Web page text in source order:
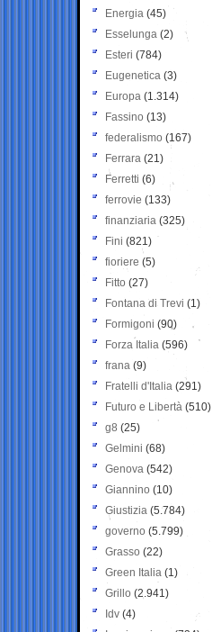
Energia (45)
Esselunga (2)
Esteri (784)
Eugenetica (3)
Europa (1.314)
Fassino (13)
federalismo (167)
Ferrara (21)
Ferretti (6)
ferrovie (133)
finanziaria (325)
Fini (821)
fioriere (5)
Fitto (27)
Fontana di Trevi (1)
Formigoni (90)
Forza Italia (596)
frana (9)
Fratelli d'Italia (291)
Futuro e Libertà (510)
g8 (25)
Gelmini (68)
Genova (542)
Giannino (10)
Giustizia (5.784)
governo (5.799)
Grasso (22)
Green Italia (1)
Grillo (2.941)
Idv (4)